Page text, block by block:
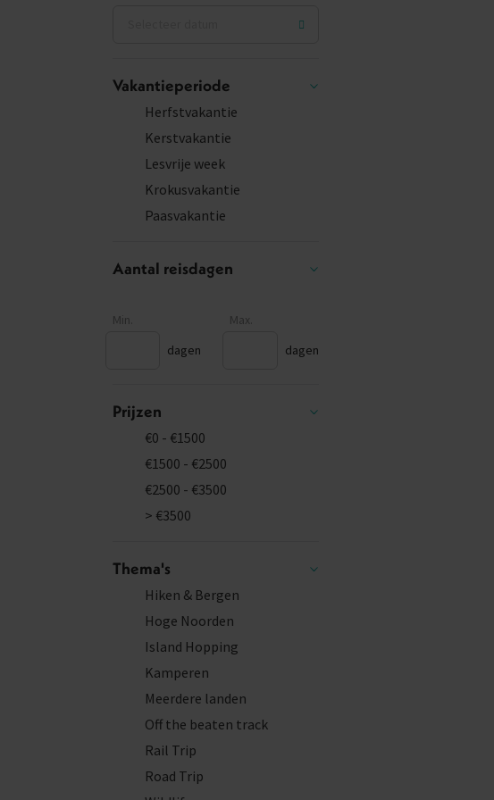
Vakantieperiode
Herfstvakantie
Kerstvakantie
Lesvrije week
Krokusvakantie
Paasvakantie
Aantal reisdagen
Min.
dagen
Max.
dagen
Prijzen
€0 - €1500
€1500 - €2500
€2500 - €3500
> €3500
Thema's
Hiken & Bergen
Hoge Noorden
Island Hopping
Kamperen
Meerdere landen
Off the beaten track
Rail Trip
Road Trip